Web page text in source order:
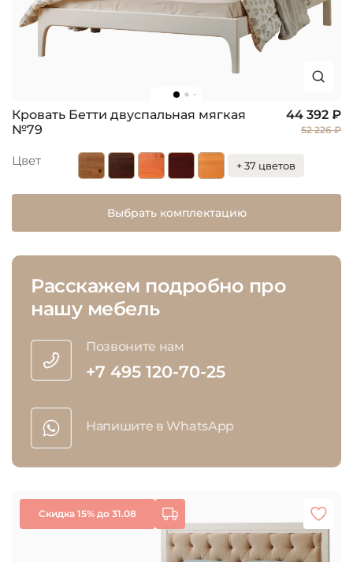
Кровать Бетти двуспальная мягкая
№79
44 392 ₽
52 226 ₽
Цвет + 37 цветов
Выбрать комплектацию
Расскажем подробно про
нашу мебель
Позвоните нам
+7 495 120-70-25
Напишите в WhatsApp
Скидка 15% до 31.08